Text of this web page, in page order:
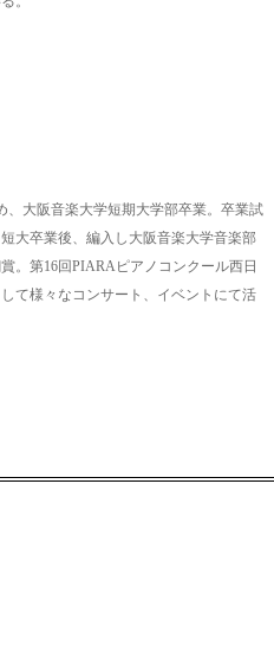
、大阪音楽大学短期大学部卒業。卒業試
大卒業後、編入し大阪音楽大学音楽部
。第16回PIARAピアノコンクール西日
て様々なコンサート、イベントにて活